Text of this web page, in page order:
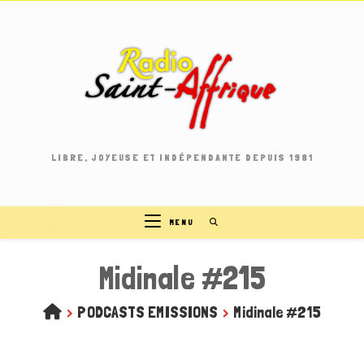
LIBRE, JOYEUSE ET INDÉPENDANTE DEPUIS 1981
MENU
Midinale #215
> PODCASTS EMISSIONS > Midinale #215